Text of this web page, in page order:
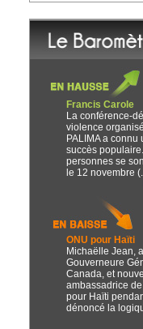
Francis Carole
La conférence-
violence
PALIMA a connu
succès
personnes se
le 12 novembre
ONU pour Haïti
Michaëlle Jean,
Gouverneure
Canada, et
ambassadrice de
pour Haïti
dénoncé la